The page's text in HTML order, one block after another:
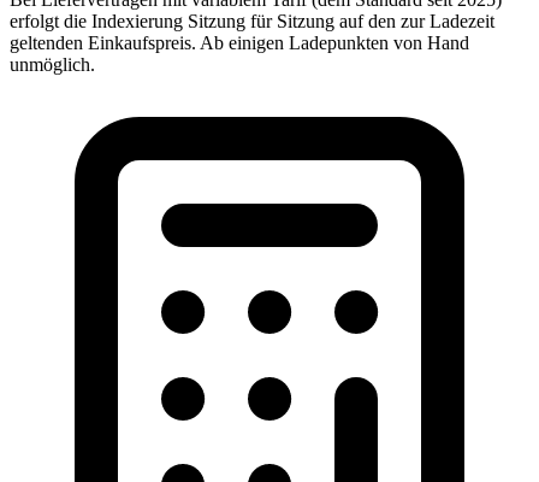
erfolgt die Indexierung Sitzung für Sitzung auf den zur Ladezeit
geltenden Einkaufspreis. Ab einigen Ladepunkten von Hand
unmöglich.